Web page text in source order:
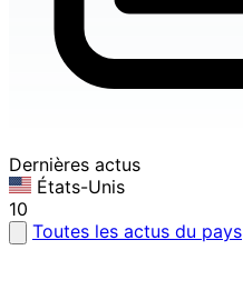
Dernières actus
États-Unis
10
Toutes les actus du pays